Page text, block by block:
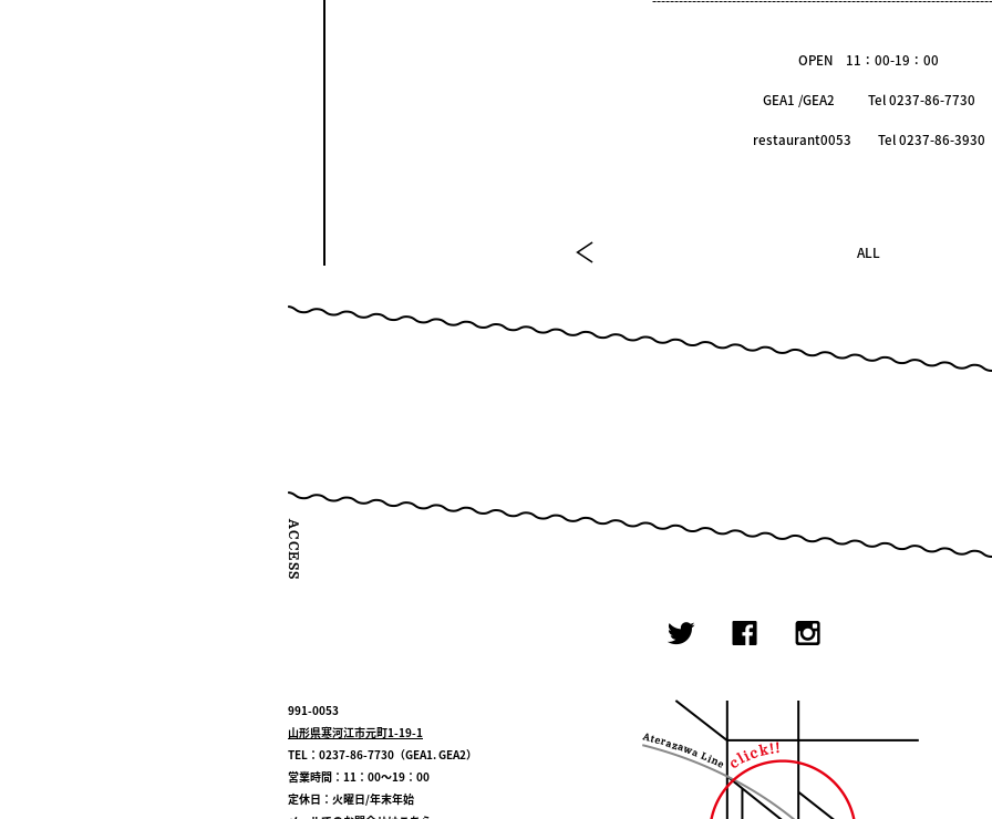
OPEN 11：00-19：00
GEA1 /GEA2 Tel 0237-86-7730
restaurant0053 Tel 0237-86-3930
ALL
991-0053
山形県寒河江市元町1-19-1
TEL：0237-86-7730（GEA1. GEA2）
営業時間：11：00～19：00
定休日：火曜日/年末年始